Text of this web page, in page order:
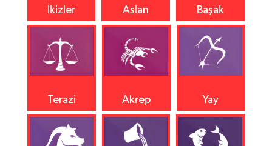
İkizler Aslan Başak
Terazi Akrep Yay